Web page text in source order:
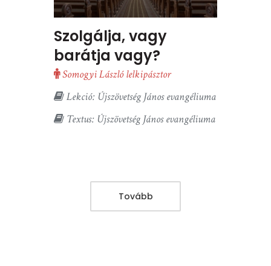
Szolgálja, vagy
barátja vagy?
Somogyi László lelkipásztor
Lekció: Újszövetség János evangéliuma
Textus: Újszövetség János evangéliuma
Tovább